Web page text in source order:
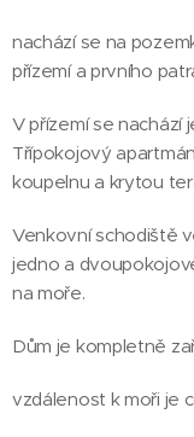
nachází se na
přízemí a prvního
V přízemí se nachází
Třípokojový
koupelnu a krytou
Venkovní schodiště
jedno a
na moře.
Dům je kompletně
vzdálenost k moři je